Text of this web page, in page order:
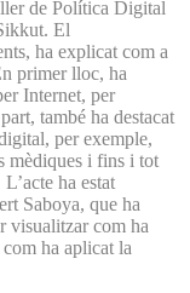
de Política Digital
El
ha explicat com a
primer lloc, ha
Internet, per
també ha destacat
per exemple,
mèdiques i fins i tot
ha estat
Saboya, que ha
visualitzar com ha
ha aplicat la